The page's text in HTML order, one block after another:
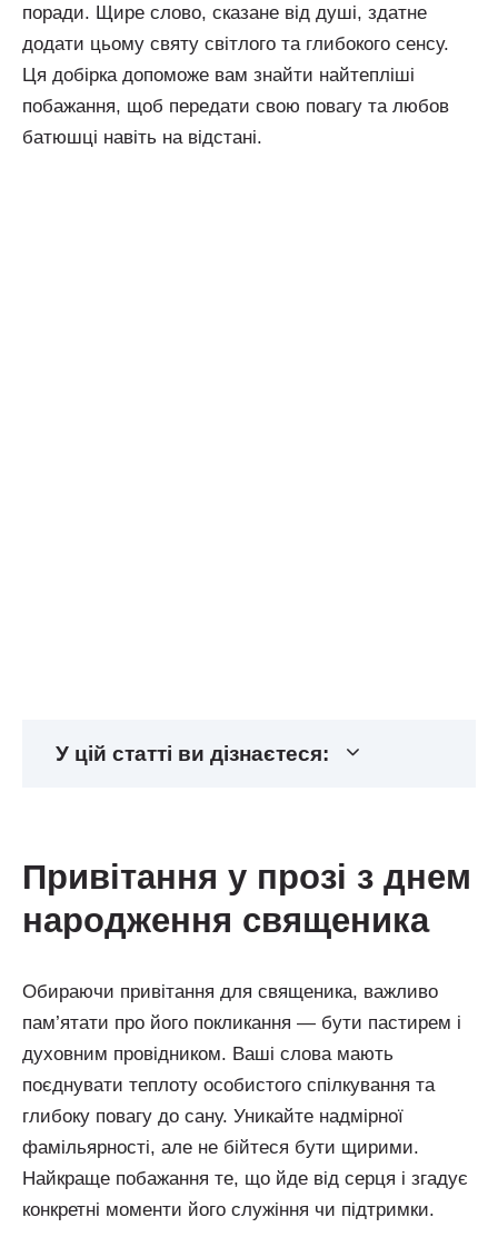
поради. Щире слово, сказане від душі, здатне
додати цьому святу світлого та глибокого сенсу.
Ця добірка допоможе вам знайти найтепліші
побажання, щоб передати свою повагу та любов
батюшці навіть на відстані.
У цій статті ви дізнаєтеся:
привітання у прозі з днем
народження священика
Обираючи привітання для священика, важливо
пам’ятати про його покликання — бути пастирем і
духовним провідником. Ваші слова мають
поєднувати теплоту особистого спілкування та
глибоку повагу до сану. Уникайте надмірної
фамільярності, але не бійтеся бути щирими.
Найкраще побажання те, що йде від серця і згадує
конкретні моменти його служіння чи підтримки.